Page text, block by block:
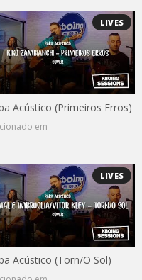
LIVES
Acústico (Primeiros Erros)
em
LIVES
Acústico (Torn/O Sol)